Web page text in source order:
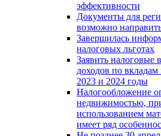
эффективности
Документы для
возможно
Завершилась
налоговых льготах
Заявить налоговые
доходов по
2023 и 2024 годы
Налогообложение
недвижимостью,
использованием
имеет ряд